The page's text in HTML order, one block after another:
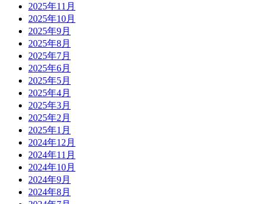
2025年11月
2025年10月
2025年9月
2025年8月
2025年7月
2025年6月
2025年5月
2025年4月
2025年3月
2025年2月
2025年1月
2024年12月
2024年11月
2024年10月
2024年9月
2024年8月